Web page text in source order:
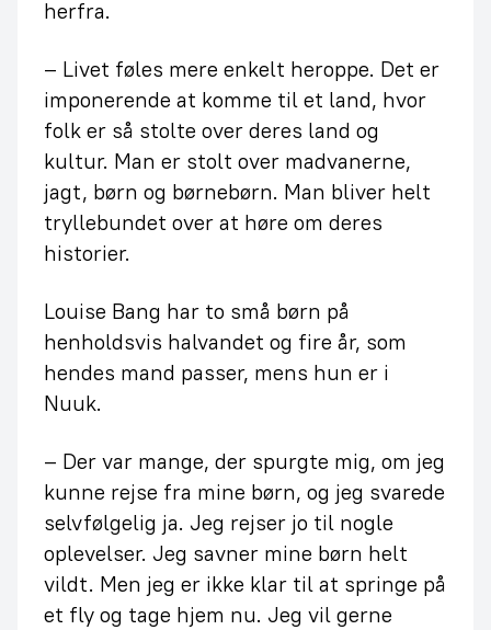
herfra.
– Livet føles mere enkelt heroppe. Det er
imponerende at komme til et land, hvor
folk er så stolte over deres land og
kultur. Man er stolt over madvanerne,
jagt, børn og børnebørn. Man bliver helt
tryllebundet over at høre om deres
historier.
Louise Bang har to små børn på
henholdsvis halvandet og fire år, som
hendes mand passer, mens hun er i
Nuuk.
– Der var mange, der spurgte mig, om jeg
kunne rejse fra mine børn, og jeg svarede
selvfølgelig ja. Jeg rejser jo til nogle
oplevelser. Jeg savner mine børn helt
vildt. Men jeg er ikke klar til at springe på
et fly og tage hjem nu. Jeg vil gerne